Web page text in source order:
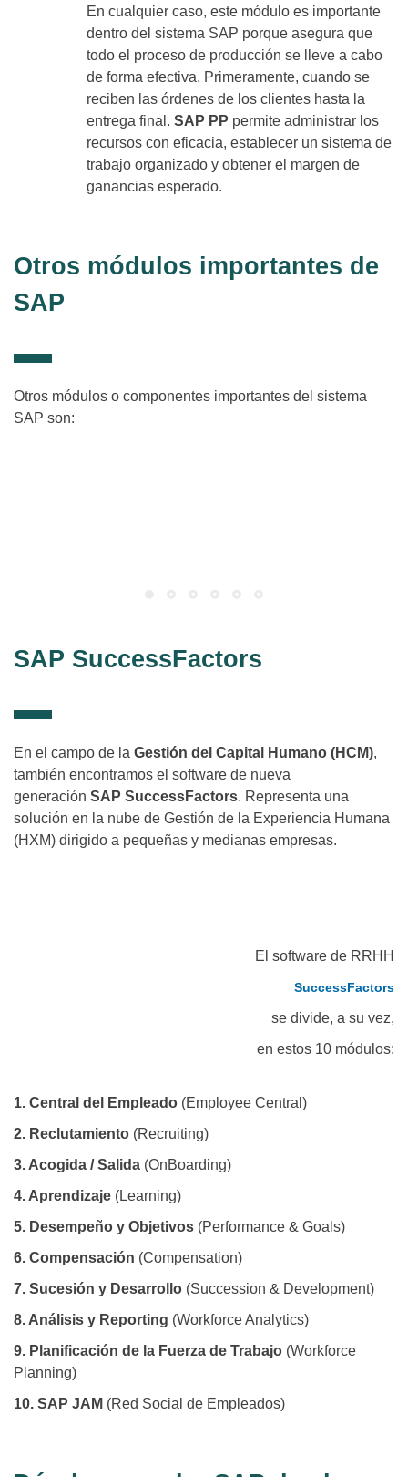
En cualquier caso, este módulo es importante
dentro del sistema SAP porque asegura que
todo el proceso de producción se lleve a cabo
de forma efectiva. Primeramente, cuando se
reciben las órdenes de los clientes hasta la
entrega final. SAP PP permite administrar los
recursos con eficacia, establecer un sistema de
trabajo organizado y obtener el margen de
ganancias esperado.
Otros módulos importantes de
SAP
Otros módulos o componentes importantes del sistema
SAP son:
SAP SuccessFactors
En el campo de la Gestión del Capital Humano (HCM),
también encontramos el software de nueva
generación SAP SuccessFactors. Representa una
solución en la nube de Gestión de la Experiencia Humana
(HXM) dirigido a pequeñas y medianas empresas.
El software de RRHH
SuccessFactors
se divide, a su vez,
en estos 10 módulos:
1. Central del Empleado (Employee Central)
2. Reclutamiento (Recruiting)
3. Acogida / Salida (OnBoarding)
4. Aprendizaje (Learning)
5. Desempeño y Objetivos (Performance & Goals)
6. Compensación (Compensation)
7. Sucesión y Desarrollo (Succession & Development)
8. Análisis y Reporting (Workforce Analytics)
9. Planificación de la Fuerza de Trabajo (Workforce
Planning)
10. SAP JAM (Red Social de Empleados)